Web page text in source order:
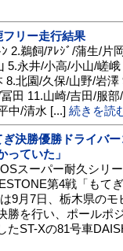
フリー走行結果
2.鵜飼/ｱﾚｼﾞ/蒲生/片
5.永井/小高/小山/嵯
8.北園/久保/山野/岩
田 11.山崎/吉田/服部
中/清水 [...] 続きを読
ぎ決勝優勝ドライバ
っていた」
スーパー耐久シリー
第4戦「もて
9月7日、栃木県のモ
勝を行い、ポールポ
たST-Xの81号車